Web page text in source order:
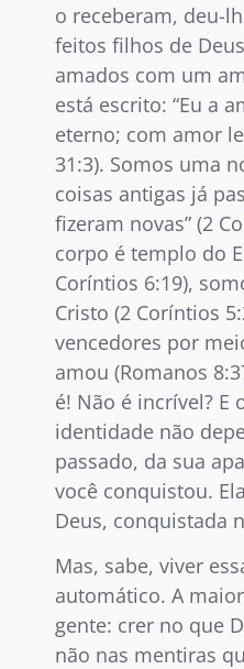
o receberam, deu-
feitos filhos de
amados com um
está escrito: “Eu a
eterno; com amor
31:3). Somos uma
coisas antigas já
fizeram novas” (2
corpo é templo do
Coríntios 6:19),
Cristo (2 Coríntios
vencedores por
amou (Romanos
é! Não é incrível? E
identidade não
passado, da sua
você conquistou.
Deus, conquistada
Mas, sabe, viver
automático. A
gente: crer no que
não nas mentiras